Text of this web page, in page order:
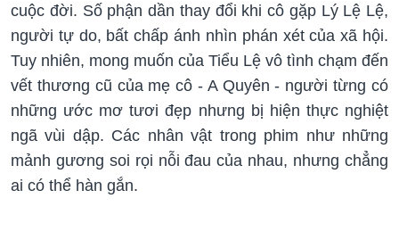
cuộc đời. Số phận dần thay đổi khi cô gặp Lý Lệ Lệ,
người tự do, bất chấp ánh nhìn phán xét của xã hội.
Tuy nhiên, mong muốn của Tiểu Lệ vô tình chạm đến
vết thương cũ của mẹ cô - A Quyên - người từng có
những ước mơ tươi đẹp nhưng bị hiện thực nghiệt
ngã vùi dập. Các nhân vật trong phim như những
mảnh gương soi rọi nỗi đau của nhau, nhưng chẳng
ai có thể hàn gắn.